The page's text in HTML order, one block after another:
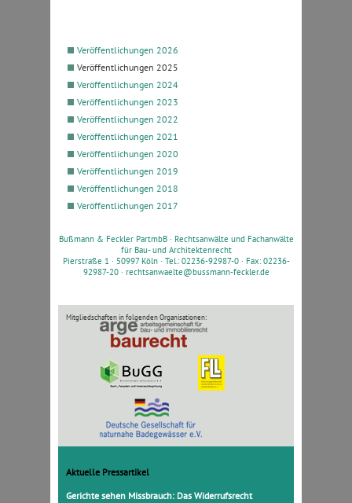
Veröffentlichungen 2026
Veröffentlichungen 2025
Veröffentlichungen 2024
Veröffentlichungen 2023
Veröffentlichungen 2022
Veröffentlichungen 2021
Veröffentlichungen 2020
Veröffentlichungen 2019
Veröffentlichungen 2018
Veröffentlichungen 2017
Bußmann & Feckler PartmbB · Rechtsanwälte und Fachanwälte
für Bau- und Architektenrecht
Pierstraße 1 · 50997 Köln · Tel.: 02236-92987-0 · Fax: 02236-
92987-20 · rechtsanwaelte@bussmann-feckler.de
Mitgliedschaften in folgenden Organisationen:
Aktuelle Pressartikel
Gerichte sehen Missbrauch: Das Widerrufsrecht